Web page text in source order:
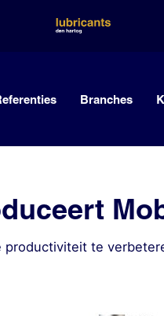
Branches
productiviteit te